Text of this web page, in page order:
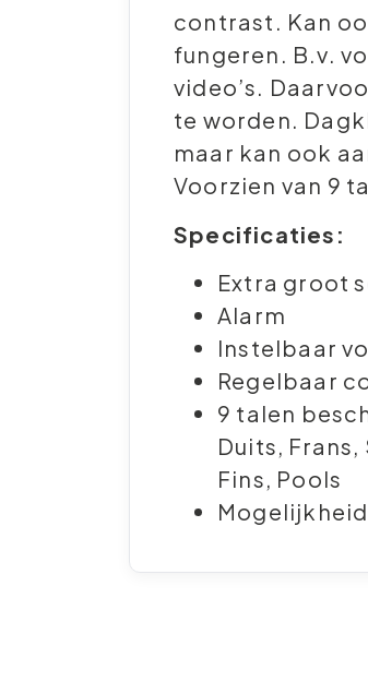
contrast. Kan
fungeren. B.v.
video’s.
te worden.
maar kan ook
Voorzien van 9
Specificaties:
Extra groot
Alarm
Instelbaar
Regelbaar
9 talen
Duits,
Fins, Pools